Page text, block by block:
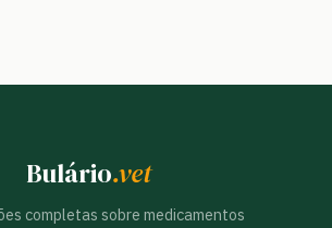
Bulário.vet
completas sobre medicamentos